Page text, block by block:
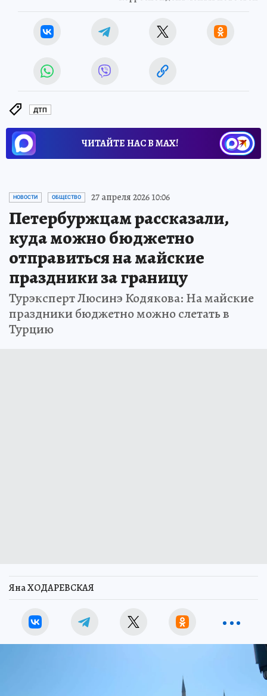
ДТП
ЧИТАЙТЕ НАС В МАХ!
НОВОСТИ ОБЩЕСТВО 27 апреля 2026 10:06
Петербуржцам рассказали,
куда можно бюджетно
отправиться на майские
праздники за границу
Турэксперт Люсинэ Кодякова: На майские
праздники бюджетно можно слетать в
Турцию
Яна ХОДАРЕВСКАЯ